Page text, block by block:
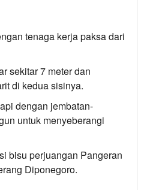
tenaga kerja paksa dari
sekitar 7 meter dan
di kedua sisinya.
dengan jembatan-
untuk menyeberangi
bisu perjuangan Pangeran
Diponegoro.